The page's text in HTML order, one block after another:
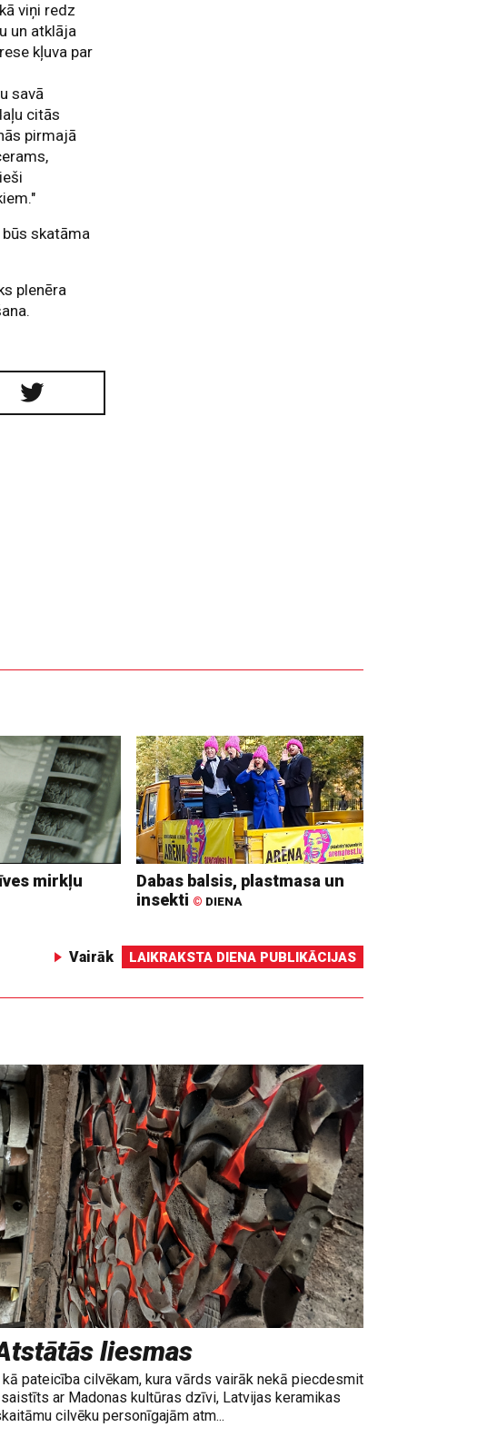
viņi redz
un atklāja
kļuva par
savā
citās
pirmajā
skatāma
plenēra
mirkļu
Dabas balsis, plastmasa un
insekti © DIENA
Vairāk LAIKRAKSTA DIENA PUBLIKĀCIJAS
liesmas
pateicība cilvēkam, kura vārds vairāk nekā piecdesmit
ar Madonas kultūras dzīvi, Latvijas keramikas
cilvēku personīgajām atm...